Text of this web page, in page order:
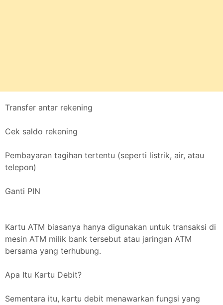
Transfer antar rekening
Cek saldo rekening
Pembayaran tagihan tertentu (seperti listrik, air, atau
telepon)
Ganti PIN
Kartu ATM biasanya hanya digunakan untuk transaksi di
mesin ATM milik bank tersebut atau jaringan ATM
bersama yang terhubung.
Apa Itu Kartu Debit?
Sementara itu, kartu debit menawarkan fungsi yang